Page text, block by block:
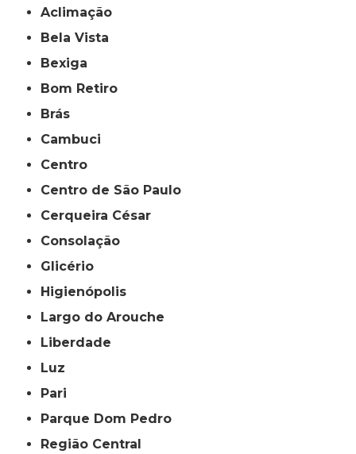
Aclimação
Bela Vista
Bexiga
Bom Retiro
Brás
Cambuci
Centro
Centro de São Paulo
Cerqueira César
Consolação
Glicério
Higienópolis
Largo do Arouche
Liberdade
Luz
Pari
Parque Dom Pedro
Região Central